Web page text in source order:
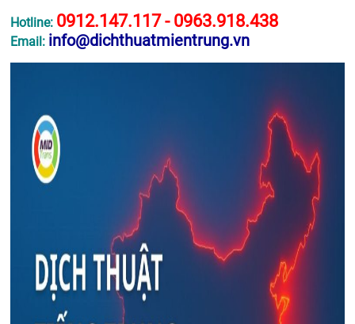
Hotline: 0912.147.117 - 0963.918.438
Email: info@dichthuatmientrung.vn